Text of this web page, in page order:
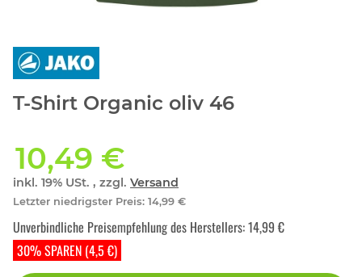
T-Shirt Organic oliv 46
10,49 €
inkl. 19% USt. , zzgl. Versand
Letzter niedrigster Preis: 14,99 €
30% SPAREN (4,5 €)
Unverbindliche Preisempfehlung des Herstellers:14,99 €